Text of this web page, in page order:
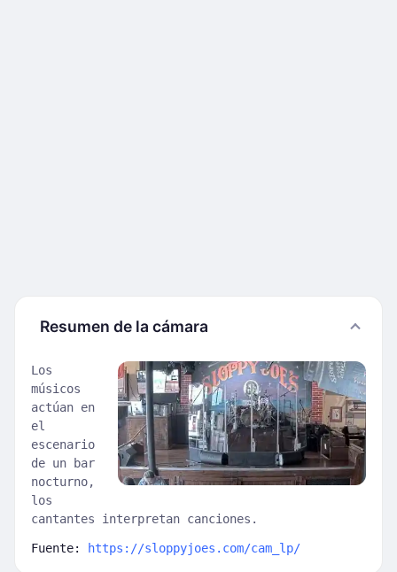
Resumen de la cámara
Los
músicos
actúan en
el
escenario
de un bar
nocturno,
los
cantantes interpretan canciones.
Fuente: https://sloppyjoes.com/cam_lp/